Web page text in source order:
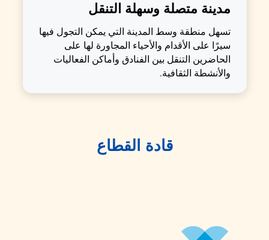
مدينة متصلة وسهلة التنقل
تسهل منطقة وسط المدينة التي يمكن التجول فيها
سيرًا على الأقدام والأحياء المجاورة لها على
الحاضرين التنقل بين الفنادق وأماكن الفعاليات
والأنشطة الثقافية.
قادة القطاع